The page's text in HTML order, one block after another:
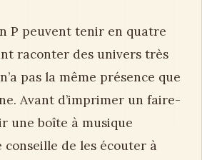
P peuvent tenir en quatre
raconter des univers très
pas la même présence que
Avant d’imprimer un faire-
une boîte à musique
conseille de les écouter à